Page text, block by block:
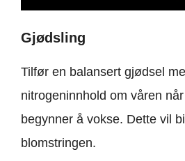
Gjødsling
Tilfør en balansert gjødsel
nitrogeninnhold om våren
begynner å vokse. Dette vil
blomstringen.